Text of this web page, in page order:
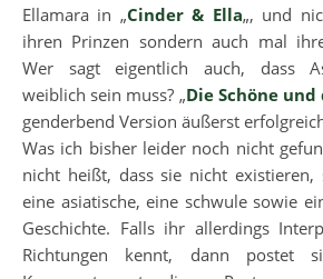
Ellamara in „Cinder & Ella„, und
ihren Prinzen sondern auch mal
Wer sagt eigentlich auch, dass
weiblich sein muss? „Die Schöne
genderbend Version äußerst
Was ich bisher leider noch nicht
nicht heißt, dass sie nicht existieren,
eine asiatische, eine schwule sowie
Geschichte. Falls ihr allerdings
Richtungen kennt, dann postet